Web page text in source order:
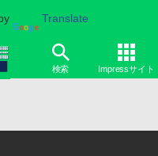
Translate
検索 Impressサイト